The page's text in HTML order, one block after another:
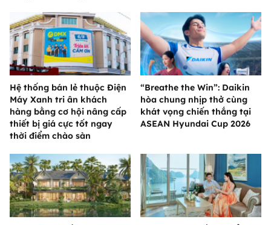
Hệ thống bán lẻ thuộc Điện
Máy Xanh tri ân khách
hàng bằng cơ hội nâng cấp
thiết bị giá cực tốt ngay
thời điểm chào sàn
“Breathe the Win”: Daikin
hòa chung nhịp thở cùng
khát vọng chiến thắng tại
ASEAN Hyundai Cup 2026